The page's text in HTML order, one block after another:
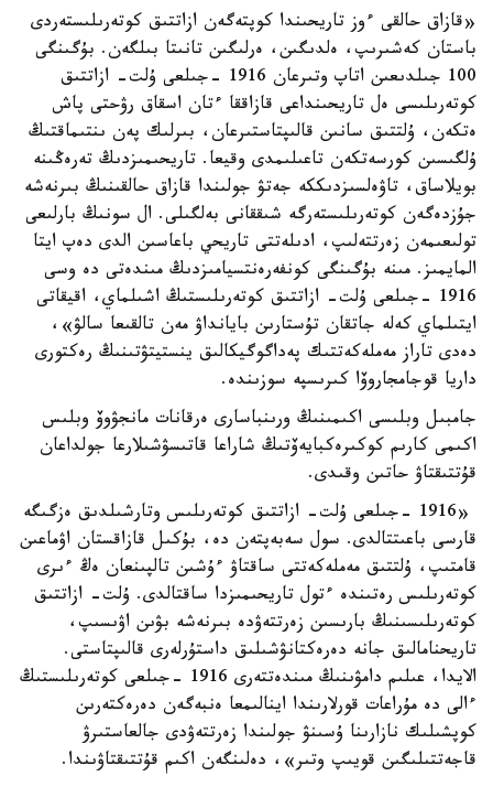
«قازاق حالقى ءوز تاريحىندا كوپتەگەن ازاتتىق كوتەرىلىستەردى
باستان كەشىرىپ، ەلدىگىن، ەرلىگىن تانىتا بىلگەن. بۇگىنگى
100 جىلدىعىن اتاپ وتىرعان 1916 -جىلعى ۇلت- ازاتتىق
كوتەرىلىسى ەل تاريحىنداعى قازاققا ءتان اسقاق رۋحتى پاش
ەتكەن، ۇلتتىق سانىن قالىپتاستىرعان، بىرلىك پەن ىنتىماقتىڭ
ۇلگىسىن كورسەتكەن تاعىلىمدى وقيعا. تاريحىمىزدىڭ تەرەڭىنە
بويلاساق، تاۋەلسىزدىككە جەتۋ جولىندا قازاق حالقىنىڭ بىرنەشە
جۇزدەگەن كوتەرىلىستەرگە شىققانى بەلگىلى. ال سونىڭ بارلىعى
تولىعىمەن زەرتتەلىپ، ادىلەتتى تاريحي باعاسىن الدى دەپ ايتا
المايمىز. مىنە بۇگىنگى كونفەرەنتسيامىزدىڭ مىندەتى دە وسى
1916 -جىلعى ۇلت- ازاتتىق كوتەرىلىستىڭ اشىلماي، اقيقاتى
ايتىلماي كەلە جاتقان تۇستارىن بايانداۋ مەن تالقىعا سالۋ»،
دەدى تاراز مەملەكەتتىك پەداگوگيكالىق ينستيتۋتىنىڭ رەكتورى
داريا قوجامجاروۆا كىرىسپە سوزىندە.
جامبىل وبلىسى اكىمىنىڭ ورىنباسارى ەرقانات مانجۋوۆ وبلىس
اكىمى كارىم كوكىرەكبايەۆتىڭ شاراعا قاتىسۋشىلارعا جولداعان
قۇتتىقتاۋ حاتىن وقىدى.
«1916 -جىلعى ۇلت- ازاتتىق كوتەرىلىس وتارشىلدىق ەزگىگە
قارسى باعىتتالدى. سول سەبەپتەن دە، بۇكىل قازاقستان اۋماعىن
قامتىپ، ۇلتتىق مەملەكەتتى ساقتاۋ ءۇشىن تالپىنعان ەڭ ءىرى
كوتەرىلىس رەتىندە ءتول تاريحىمىزدا ساقتالدى. ۇلت- ازاتتىق
كوتەرىلىسىنىڭ بارىسىن زەرتتەۋدە بىرنەشە بۋىن اۋىسىپ،
تاريحنامالىق جانە دەرەكتانۋشىلىق داستۇرلەرى قالىپتاستى.
الايدا، عىلىم دامۋىنىڭ مىندەتتەرى 1916 -جىلعى كوتەرىلىستىڭ
ءالى دە مۇراعات قورلارىندا اينالىمعا ەنبەگەن دەرەكتەرىن
كوپشىلىك نازارىنا ۇسىنۋ جولىندا زەرتتەۋدى جالعاستىرۋ
قاجەتتىلىگىن قويىپ وتىر»، دەلىنگەن اكىم قۇتتىقتاۋىندا.